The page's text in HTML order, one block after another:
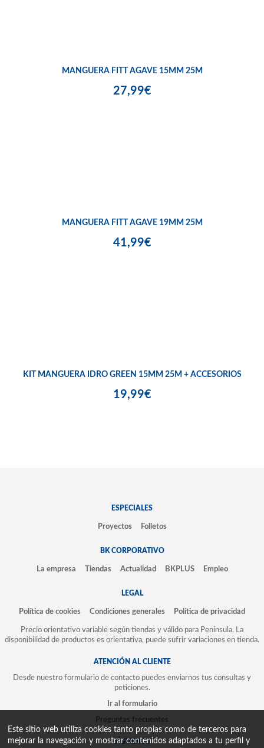
MANGUERA FITT AGAVE 15MM 25M
27,99€
MANGUERA FITT AGAVE 19MM 25M
41,99€
KIT MANGUERA IDRO GREEN 15MM 25M + ACCESORIOS
19,99€
ESPECIALES
Proyectos Folletos
BK CORPORATIVO
La empresa Tiendas Actualidad BKPLUS Empleo
LEGAL
Política de cookies Condiciones generales Política de privacidad
Precio orientativo variable según tiendas y válido para Península. La
disponibilidad de productos es orientativa, puede sufrir variaciones en tienda.
ATENCIÓN AL CLIENTE
Desde nuestro formulario de contacto puedes enviarnos tus consultas y
peticiones.
Ir al formulario
Preguntas frecuentes
SÍGUENOS
Este sitio web utiliza cookies tanto propias como de terceros para
mejorar la navegación y mostrar contenidos adaptados a tu perfil y